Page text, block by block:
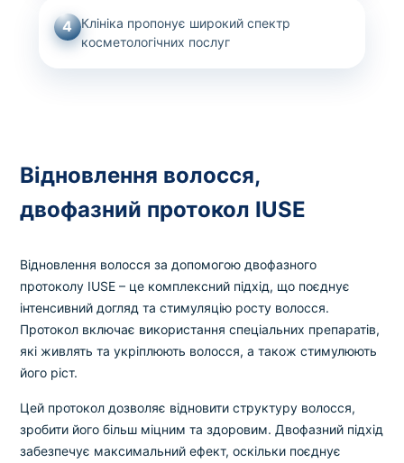
4 Клініка пропонує широкий спектр
косметологічних послуг
Відновлення волосся,
двофазний протокол IUSE
Відновлення волосся за допомогою двофазного
протоколу IUSE – це комплексний підхід, що поєднує
інтенсивний догляд та стимуляцію росту волосся.
Протокол включає використання спеціальних препаратів,
які живлять та укріплюють волосся, а також стимулюють
його ріст.
Цей протокол дозволяє відновити структуру волосся,
зробити його більш міцним та здоровим. Двофазний підхід
забезпечує максимальний ефект, оскільки поєднує